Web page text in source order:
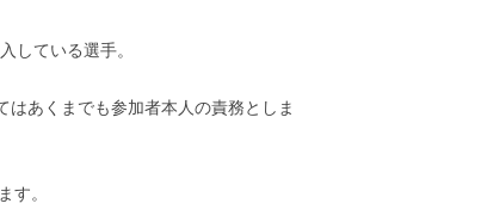
している選手。
あくまでも参加者本人の責務としま
す。